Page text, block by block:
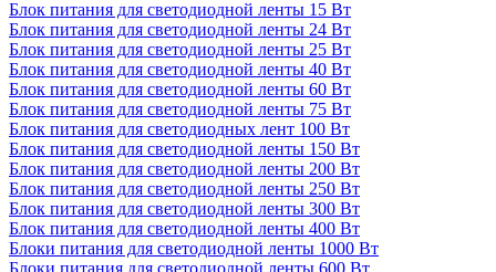
Блок питания для светодиодной ленты 15 Вт
Блок питания для светодиодной ленты 24 Вт
Блок питания для светодиодной ленты 25 Вт
Блок питания для светодиодной ленты 40 Вт
Блок питания для светодиодной ленты 60 Вт
Блок питания для светодиодной ленты 75 Вт
Блок питания для светодиодных лент 100 Вт
Блок питания для светодиодной ленты 150 Вт
Блок питания для светодиодной ленты 200 Вт
Блок питания для светодиодной ленты 250 Вт
Блок питания для светодиодной ленты 300 Вт
Блок питания для светодиодной ленты 400 Вт
Блоки питания для светодиодной ленты 1000 Вт
Блоки питания для светодиодной ленты 600 Вт